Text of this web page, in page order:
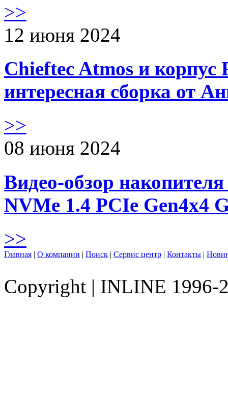
>>
12 июня 2024
Chieftec Atmos и корпус
интересная сборка от
>>
08 июня 2024
Видео-обзор
NVMe 1.4 PCIe Gen4х4
>>
Главная | О компании | Поиск | Сервис центр | Контакты |
Copyright | INLINE 1996-